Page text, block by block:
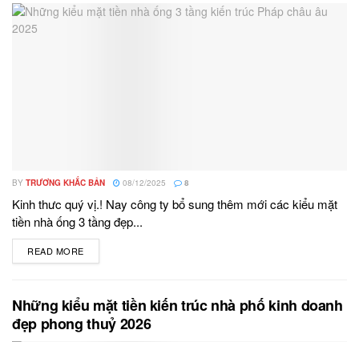
BY TRƯƠNG KHẮC BẢN 08/12/2025 8
Kinh thưc quý vị.! Nay công ty bổ sung thêm mới các kiểu mặt
tiền nhà ống 3 tầng đẹp...
READ MORE
Những kiểu mặt tiền kiến trúc nhà phố kinh doanh
đẹp phong thuỷ 2026